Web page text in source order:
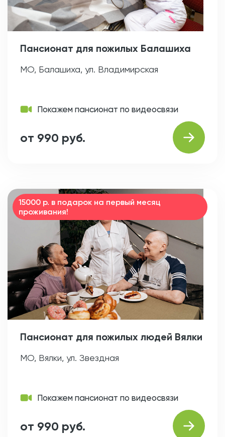
Пансионат для пожилых Балашиха
МО, Балашиха, ул. Владимирская
Покажем пансионат по видеосвязи
от 990 руб.
15000 р. в подарок на первый месяц
проживания!
Пансионат для пожилых людей Вялки
МО, Вялки, ул. Звездная
Покажем пансионат по видеосвязи
от 990 руб.